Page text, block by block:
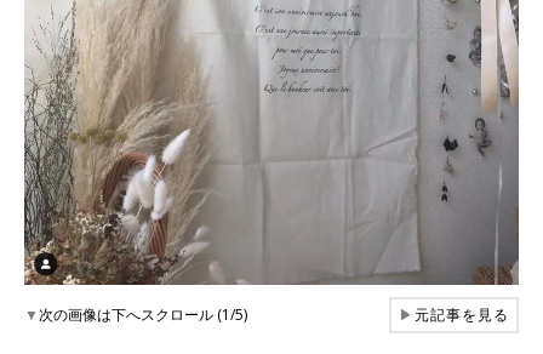
▼次の画像は下へスクロール (1/5) ▶元記事を見る